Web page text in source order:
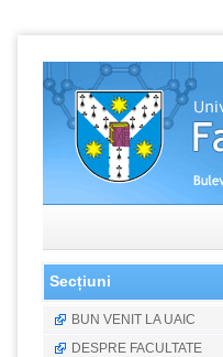
Secțiuni
BUN VENIT LA UAIC
DESPRE FACULTATE